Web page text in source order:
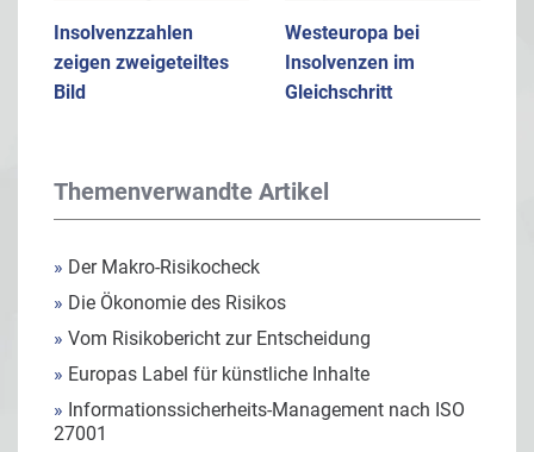
Insolvenzzahlen
zeigen zweigeteiltes
Bild
Westeuropa bei
Insolvenzen im
Gleichschritt
Themenverwandte Artikel
» Der Makro-Risikocheck
» Die Ökonomie des Risikos
» Vom Risikobericht zur Entscheidung
» Europas Label für künstliche Inhalte
» Informationssicherheits-Management nach ISO
27001